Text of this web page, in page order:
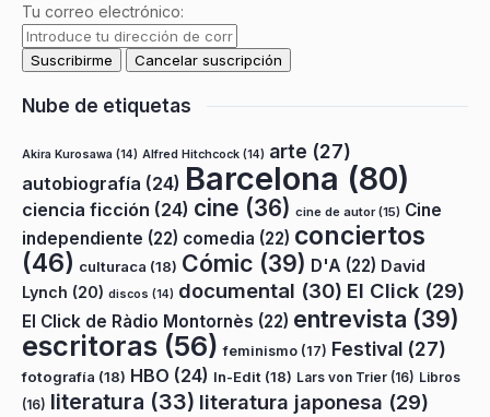
Tu correo electrónico:
Nube de etiquetas
Akira Kurosawa (14) Alfred Hitchcock (14) arte (27)
autobiografía (24) Barcelona (80)
ciencia ficción (24) cine (36) cine de autor(15) Cine
independiente (22) comedia (22) conciertos
(46) culturaca (18) Cómic (39) D'A (22) David
Lynch (20) discos (14) documental (30) El Click (29)
El Click de Ràdio Montornès (22) entrevista (39)
escritoras (56) feminismo (17) Festival (27)
fotografía (18) HBO (24) In-Edit (18) Lars von Trier (16) Libros
(16) literatura (33) literatura japonesa (29)